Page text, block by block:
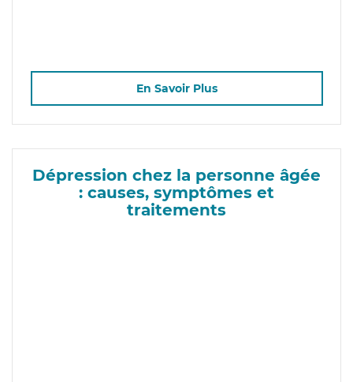
En Savoir Plus
Dépression chez la personne âgée
: causes, symptômes et
traitements